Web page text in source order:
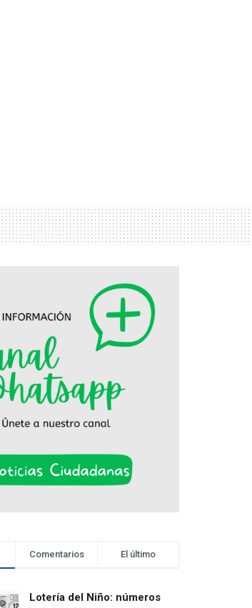
Comentarios El último
Lotería del Niño: números